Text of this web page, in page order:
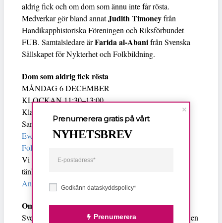
aldrig fick och om dom som ännu inte får rösta.
Medverkar gör bland annatJudith Timoneyfrån
Handikapphistoriska Föreningen och Riksförbundet
FUB. Samtalsledare ärFarida al-Abanifrån Svenska
Sällskapet för Nykterhet och Folkbildning.
Dom som aldrig fick rösta
MÅNDAG 6 DECEMBER
KLOCKAN 11:30–13:00
Klara södra kyrkogata 20
Samtalet sänds även live via Zoom och Facebook
Evenemang av Svenska sällskapet för Nykterhet och
Folkbildning
Vi bjuder på lunch till dig som anmält dig och som
tänker vara på plats.
Anmälan gör du senast 2 december här
Om arrangören:
Svenska Sällskapet för Nykterhet och Folkbildning är en
Godkänn dataskyddspolicy*
Prenumerera
Prenumerera gratis på vårt
NYHETSBREV